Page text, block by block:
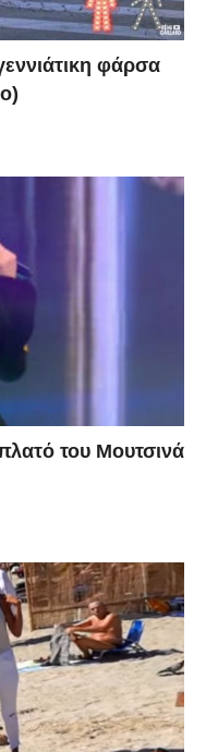
φάρσα
του Μουτσινά